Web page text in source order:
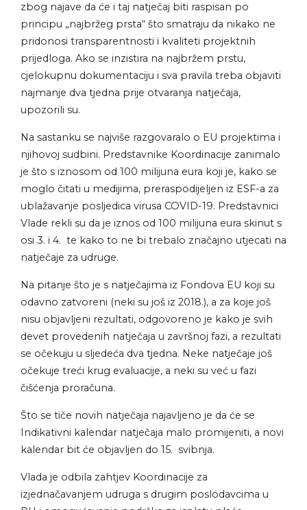
zbog najave da će i taj natječaj biti raspisan po
principu „najbržeg prsta“ što smatraju da nikako ne
pridonosi transparentnosti i kvaliteti projektnih
prijedloga. Ako se inzistira na najbržem prstu,
cjelokupnu dokumentaciju i sva pravila treba objaviti
najmanje dva tjedna prije otvaranja natječaja,
upozorili su.
Na sastanku se najviše razgovaralo o EU projektima i
njihovoj sudbini. Predstavnike Koordinacije zanimalo
je što s iznosom od 100 milijuna eura koji je, kako se
moglo čitati u medijima, preraspodijeljen iz ESF-a za
ublažavanje posljedica virusa COVID-19. Predstavnici
Vlade rekli su da je iznos od 100 milijuna eura skinut s
osi 3. i 4. te kako to ne bi trebalo značajno utjecati na
natječaje za udruge.
Na pitanje što je s natječajima iz Fondova EU koji su
odavno zatvoreni (neki su još iz 2018.), a za koje još
nisu objavljeni rezultati, odgovoreno je kako je svih
devet provedenih natječaja u završnoj fazi, a rezultati
se očekuju u sljedeća dva tjedna. Neke natječaje još
očekuje treći krug evaluacije, a neki su već u fazi
čišćenja proračuna.
Što se tiče novih natječaja najavljeno je da će se
Indikativni kalendar natječaja malo promijeniti, a novi
kalendar bit će objavljen do 15. svibnja.
Vlada je odbila zahtjev Koordinacije za
izjednačavanjem udruga s drugim poslodavcima u